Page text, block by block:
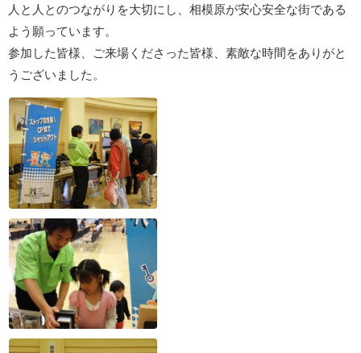
人と人とのつながりを大切にし、相模原が安心安全な街である
よう願っています。
参加した皆様、ご来場くださった皆様、素敵な時間をありがと
うございました。